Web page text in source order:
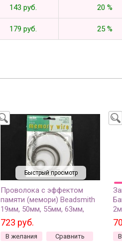
143 руб. 20 %
179 руб. 25 %
Быстрый просмотр
Проволока с эффектом
памяти (мемори) Beadsmith
19мм, 50мм, 55мм, 63мм,
90мм, цвет платина, 23-020,
1уп
723 руб.
В желания Сравнить